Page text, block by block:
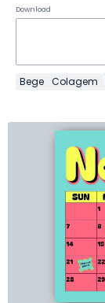
Download
Bege Colagem